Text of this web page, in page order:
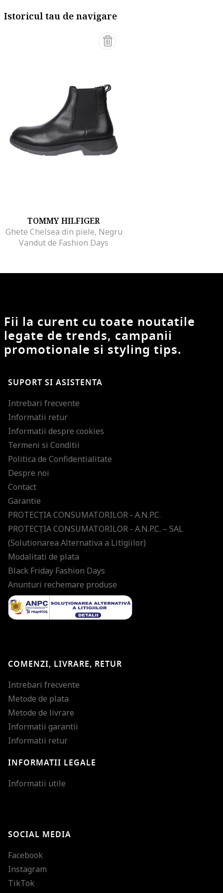
Istoricul tau de navigare
TOMMY HILFIGER
Ghete Chelsea din piele, Negru
Vandut de Fashion Days
Fii la curent cu toate noutatile
legate de trends, campanii
promotionale si styling tips.
SUPORT SI ASISTENTA
Intrebari frecvente
Informatii retur
Informatii despre cookies
Termeni si Conditii
Politica de Confidentialitate
Despre noi
Contact
Garantie
PROTECŢIA CONSUMATORILOR - A.N.P.C.
PROTECŢIA CONSUMATORILOR - A.N.P.C. – SAL
(Solutionarea Alternativa a Litigiilor)
Modalitati de plata
Black Friday Fashion Days
Anunturi rechemare produse
COMENZI, LIVRARE, RETUR
Intrebari frecvente
Metode de plata
Metode de livrare
Informatii garantii
Informatii retur
INFORMATII LEGALE
Informatii utile
SOCIAL MEDIA
Facebook
Instagram
TikTok